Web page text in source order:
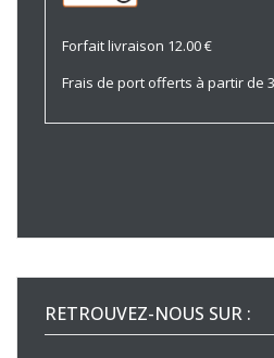
Forfait livraison 12.00 €
Frais de port offerts à partir de
RETROUVEZ-NOUS SUR :